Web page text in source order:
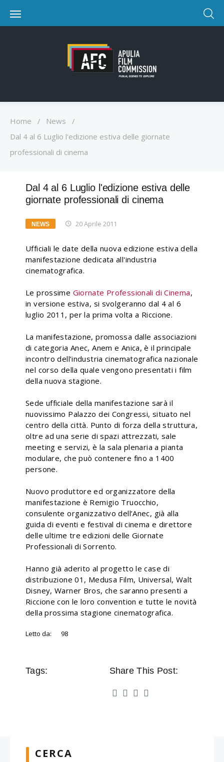
Home / News
/
Dal 4 al 6 Luglio l'edizione estiva delle giornate
professionali di cinema
Dal 4 al 6 Luglio l'edizione estiva delle
giornate professionali di cinema
NEWS 20 Aprile 2011
Ufficiali le date della nuova edizione estiva della
manifestazione dedicata all'industria
cinematografica.
Le prossime Giornate Professionali di Cinema,
in versione estiva, si svolgeranno dal 4 al 6
luglio 2011, per la prima volta a Riccione.
La manifestazione, promossa dalle associazioni
di categoria Anec, Anem e Anica, è il principale
incontro dell’industria cinematografica nazionale
nel corso della quale vengono presentati i film
della nuova stagione.
Sede ufficiale della manifestazione sarà il
nuovissimo Palazzo dei Congressi, situato nel
centro della città. Punto di forza della struttura,
oltre ad una serie di spazi attrezzati, sale
meeting e servizi, è la sala plenaria a pianta
modulare, che può contenere fino a 1400
persone.
Nuovo produttore ed organizzatore della
manifestazione è Remigio Truocchio,
consulente organizzativo dell’Anec, già alla
guida di eventi e festival di cinema e direttore
delle ultime tre edizioni delle Giornate
Professionali di Sorrento.
Hanno già aderito al progetto le case di
distribuzione 01, Medusa Film, Universal, Walt
Disney, Warner Bros, che saranno presenti a
Riccione con le loro convention e tutte le novità
della prossima stagione cinematografica.
Letto da: 98
Tags: Share This Post:
CERCA